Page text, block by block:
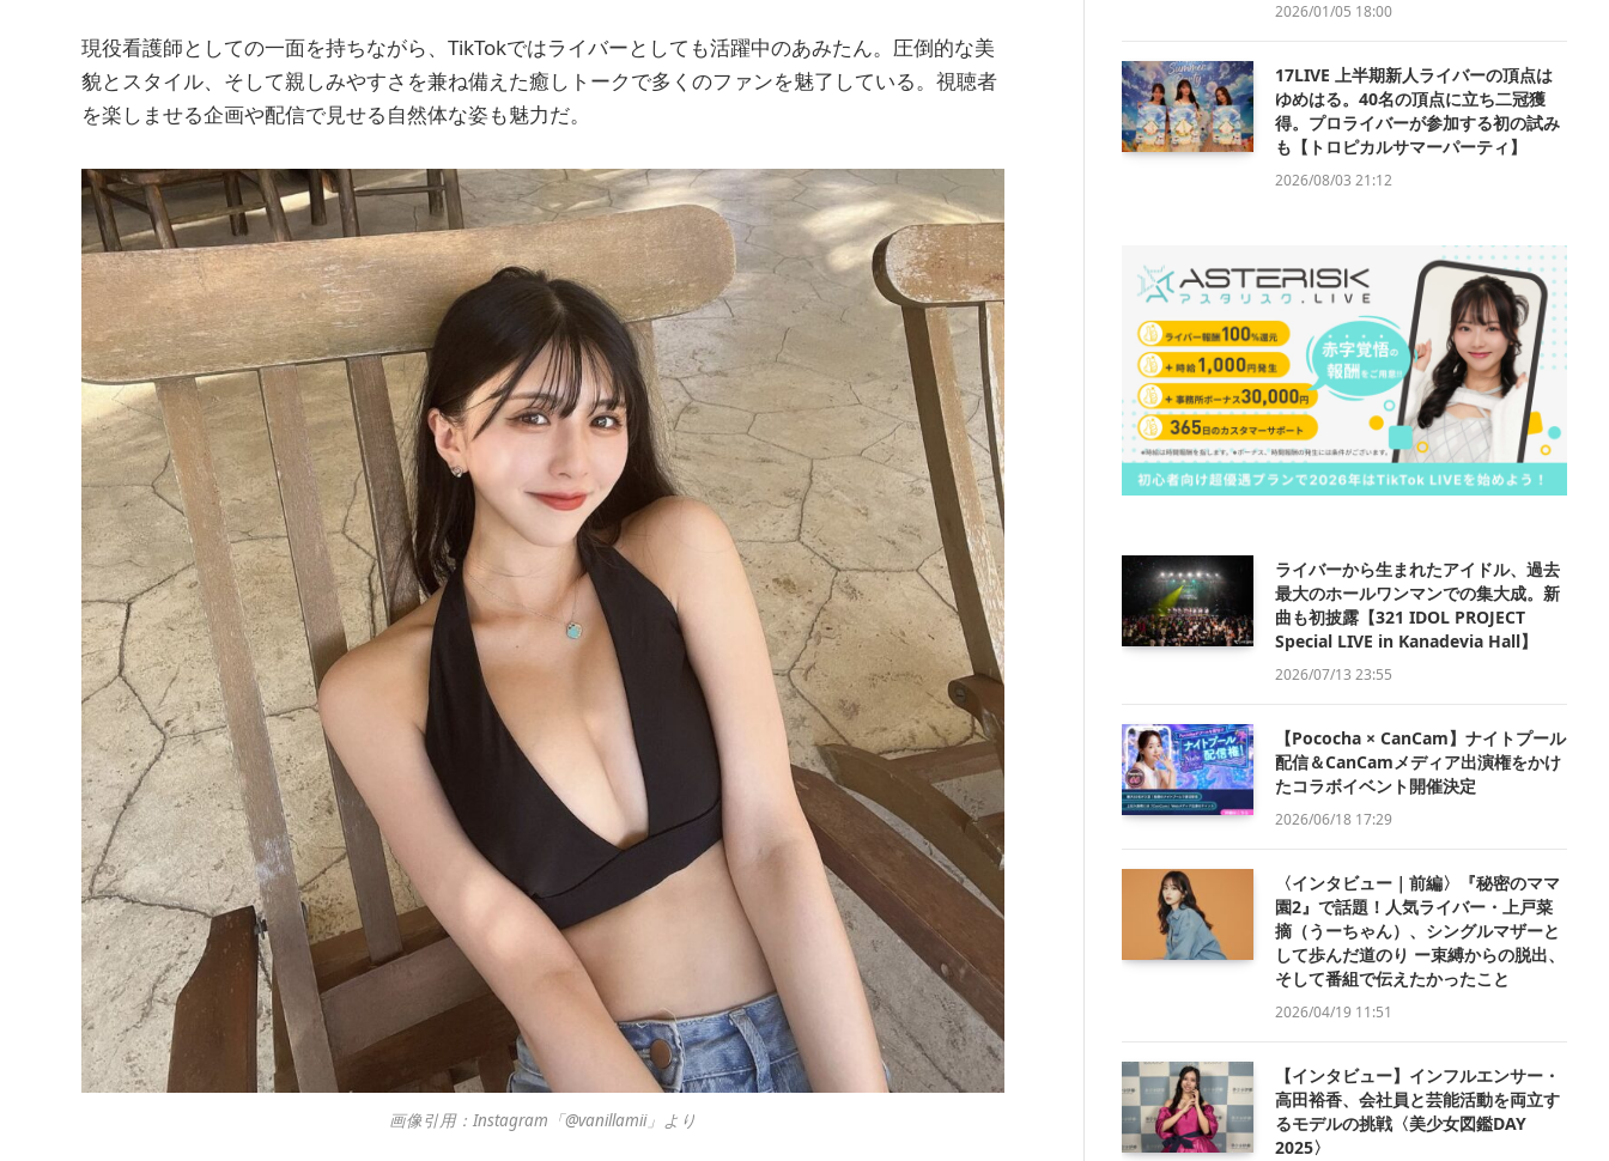
現役看護師としての一面を持ちながら、TikTokではライバーとしても活躍中のあみたん。圧倒的な美
貌とスタイル、そして親しみやすさを兼ね備えた癒しトークで多くのファンを魅了している。視聴者
を楽しませる企画や配信で見せる自然体な姿も魅力だ。
画像引用：Instagram「@vanillamii」より
2026/01/05 18:00
17LIVE 上半期新人ライバーの頂点は
ゆめはる。40名の頂点に立ち二冠獲
得。プロライバーが参加する初の試み
も【トロピカルサマーパーティ】
2026/08/03 21:12
ライバーから生まれたアイドル、過去
最大のホールワンマンでの集大成。新
曲も初披露【321 IDOL PROJECT
Special LIVE in Kanadevia Hall】
2026/07/13 23:55
【Pococha × CanCam】ナイトプール
配信＆CanCamメディア出演権をかけ
たコラボイベント開催決定
2026/06/18 17:29
〈インタビュー｜前編〉『秘密のママ
園2』で話題！人気ライバー・上戸菜
摘（うーちゃん）、シングルマザーと
して歩んだ道のり ー束縛からの脱出、
そして番組で伝えたかったこと
2026/04/19 11:51
【インタビュー】インフルエンサー・
高田裕香、会社員と芸能活動を両立す
るモデルの挑戦〈美少女図鑑DAY
2025〉